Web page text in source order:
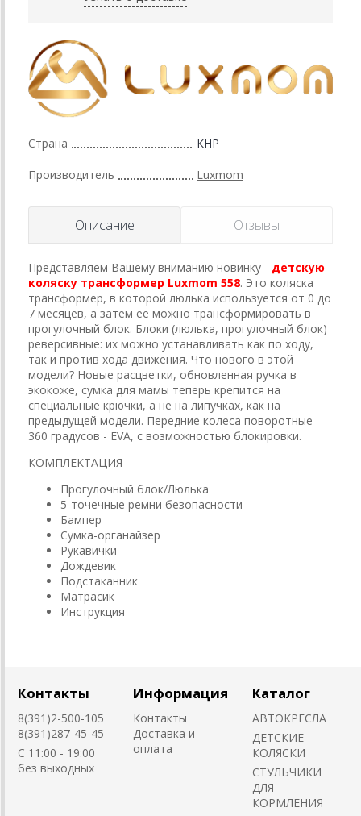
Страна КНР
Производитель Luxmom
Описание Отзывы
Представляем Вашему вниманию новинку - детскую
коляску трансформер Luxmom 558. Это коляска
трансформер, в которой люлька используется от 0 до
7 месяцев, а затем ее можно трансформировать в
прогулочный блок. Блоки (люлька, прогулочный блок)
реверсивные: их можно устанавливать как по ходу,
так и против хода движения. Что нового в этой
модели? Новые расцветки, обновленная ручка в
экокоже, сумка для мамы теперь крепится на
специальные крючки, а не на липучках, как на
предыдущей модели. Передние колеса поворотные
360 градусов - EVA, с возможностью блокировки.
КОМПЛЕКТАЦИЯ
Прогулочный блок/Люлька
5-точечные ремни безопасности
Бампер
Сумка-органайзер
Рукавички
Дождевик
Подстаканник
Матрасик
Инструкция
Контакты
8(391)2-500-105
8(391)287-45-45
C 11:00 - 19:00
без выходных
Информация
Контакты
Доставка и
оплата
Каталог
АВТОКРЕСЛА
ДЕТСКИЕ
КОЛЯСКИ
CТУЛЬЧИКИ
ДЛЯ
КОРМЛЕНИЯ